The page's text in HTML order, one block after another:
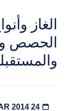
الغاز
الحصص